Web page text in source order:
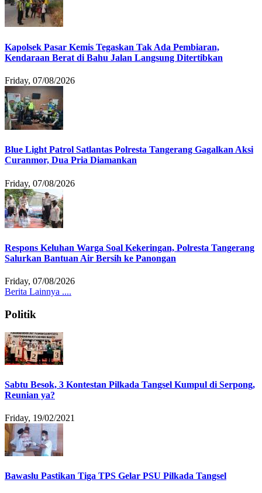
Kapolsek Pasar Kemis Tegaskan Tak Ada Pembiaran,
Kendaraan Berat di Bahu Jalan Langsung Ditertibkan
Friday, 07/08/2026
Blue Light Patrol Satlantas Polresta Tangerang Gagalkan Aksi
Curanmor, Dua Pria Diamankan
Friday, 07/08/2026
Respons Keluhan Warga Soal Kekeringan, Polresta Tangerang
Salurkan Bantuan Air Bersih ke Panongan
Friday, 07/08/2026
Berita Lainnya ....
Politik
Sabtu Besok, 3 Kontestan Pilkada Tangsel Kumpul di Serpong,
Reunian ya?
Friday, 19/02/2021
Bawaslu Pastikan Tiga TPS Gelar PSU Pilkada Tangsel